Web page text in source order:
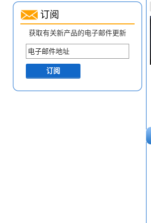
订阅
获取有关新产品的电子邮件更新